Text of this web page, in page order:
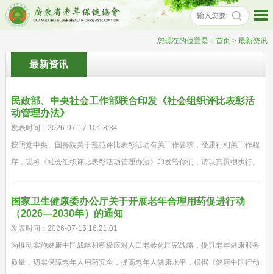
您现在的位置是：首页 > 最新资讯
最新资讯
民政部、中央社会工作部联合印发《社会组织评比表彰活
动管理办法》
发表时间：2026-07-17 10:18:34
按照党中央、国务院关于规范评比表彰活动有关工作要求，经履行相关工作程
序，现将《社会组织评比表彰活动管理办法》印发给你们，请认真贯彻执行。
国家卫生健康委办公厅关于开展老年合理用药促进行动
（2026—2030年）的通知
发表时间：2026-07-15 16:21:01
为推动实施健康中国战略和积极应对人口老龄化国家战略，提升老年健康服务
质量，切实保障老年人用药安全，提高老年人健康水平，根据《健康中国行动